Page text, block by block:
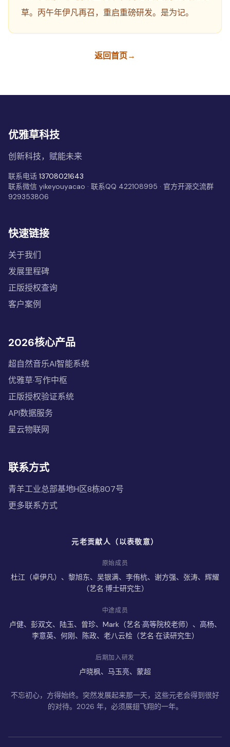
草。丙午年伊凡再召，重启重磅研发。是为记。
返回首页→
优雅草科技
创新科技，赋能未来
联系电话 13708021643
联系微信 yikeyouyacao · 联系QQ 422108995 · 官方开源交流群
929353806
快速链接
关于我们
发展里程碑
正版授权查询
客户案例
2026核心产品
超自然音乐AI智能系统
优雅草·写作中枢
正版授权验证系统
API数据服务
星云物联网
联系方式
青羊工业总部基地H区8栋807号
更多联系方式
元老贡献人（以表敬意）
原始成员
杜江（卓伊凡）、黎旭东、吴银满、李侑杭、谢方强、张涛、辉耀
（艺名·博士研究生）
中途成员
卢健、彭双文、陆玉、曾珍、Mark（艺名·高等院校老师）、高杨、
李意英、何刚、陈政、老八云桧（艺名·在读研究生）
后期加入研发
卢晓枫、马玉亮、蒙超
不忘初心，方得始终。突然发展起来那一天，这些元老会得到很好
的对待。2026 年，必须展翅飞翔的一年。